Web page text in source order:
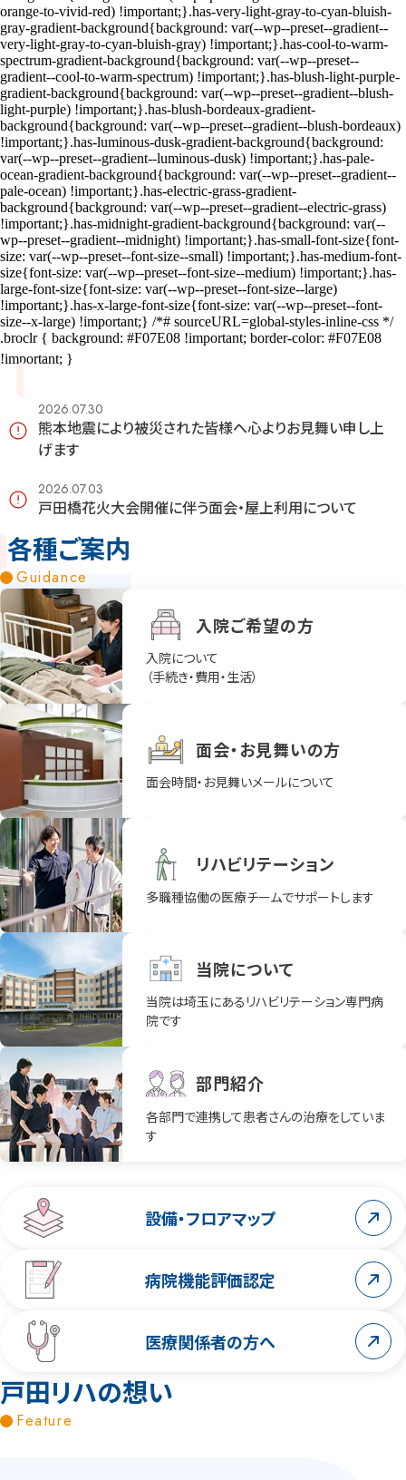
2026.07.30
熊本地震により被災された皆様へ心よりお見舞い申し上
げます
2026.07.03
戸田橋花火大会開催に伴う面会・屋上利用について
各種ご案内
Guidance
入院ご希望の方
入院について
（手続き・費用・生活）
面会・お見舞いの方
面会時間・お見舞いメールについて
リハビリテーション
多職種協働の医療チームでサポートします
当院について
当院は埼玉にあるリハビリテーション専門病
院です
部門紹介
各部門で連携して患者さんの治療をしていま
す
設備・フロアマップ
病院機能評価認定
医療関係者の方へ
戸田リハの想い
Feature